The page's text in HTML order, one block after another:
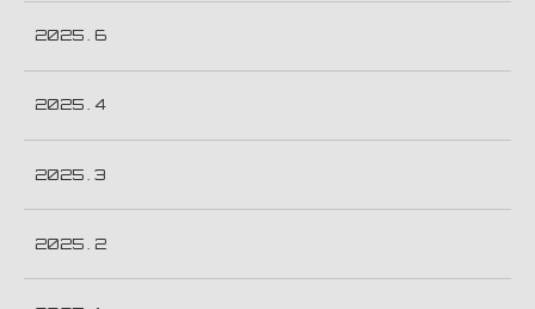
2025 . 6
2025 . 4
2025 . 3
2025 . 2